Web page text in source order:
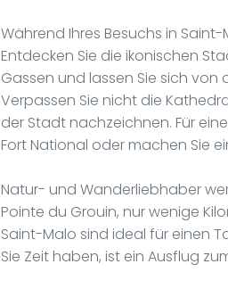
Während Ihres Besuchs in
Entdecken Sie die ikonischen
Gassen und lassen Sie sich
Verpassen Sie nicht die
der Stadt nachzeichnen. Für
Fort National oder machen Sie
Natur- und Wanderliebhaber
Pointe du Grouin, nur wenige
Saint-Malo sind ideal für einen
Sie Zeit haben, ist ein Ausflug